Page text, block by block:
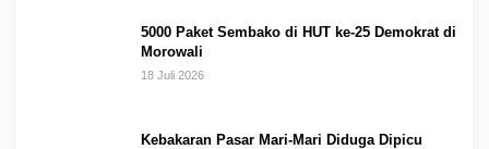
5000 Paket Sembako di HUT ke-25 Demokrat di
Morowali
18 Juli 2026
Kebakaran Pasar Mari-Mari Diduga Dipicu